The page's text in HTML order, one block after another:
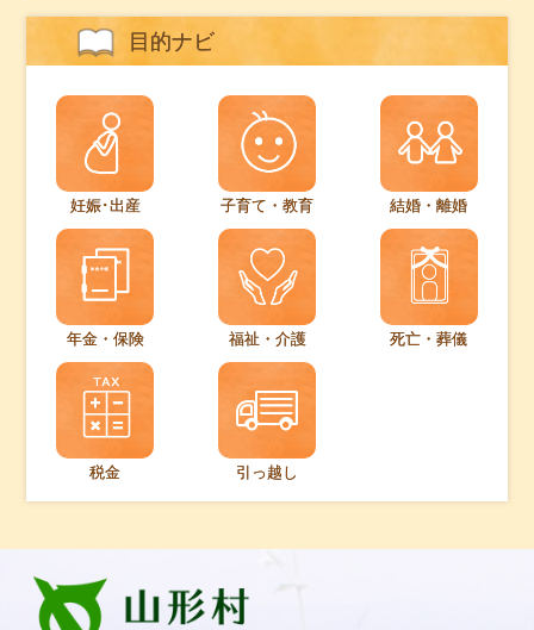
目的ナビ
妊娠･出産 子育て・教育 結婚・離婚
年金・保険 福祉・介護 死亡・葬儀
税金 引っ越し